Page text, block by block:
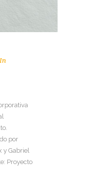
In
por
y Gabriel
Proyecto